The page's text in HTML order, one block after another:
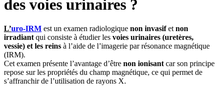
des voies urinaires ?
L’uro-IRM est un examen radiologique non invasifet non
irradiant qui consiste à étudier les voies urinaires (uretères,
vessie) et les reins à l’aide de l’imagerie par résonance magnétique
(IRM).
Cet examen présente l’avantage d’être non ionisant car son principe
repose sur les propriétés du champ magnétique, ce qui permet de
s’affranchir de l’utilisation de rayons X.